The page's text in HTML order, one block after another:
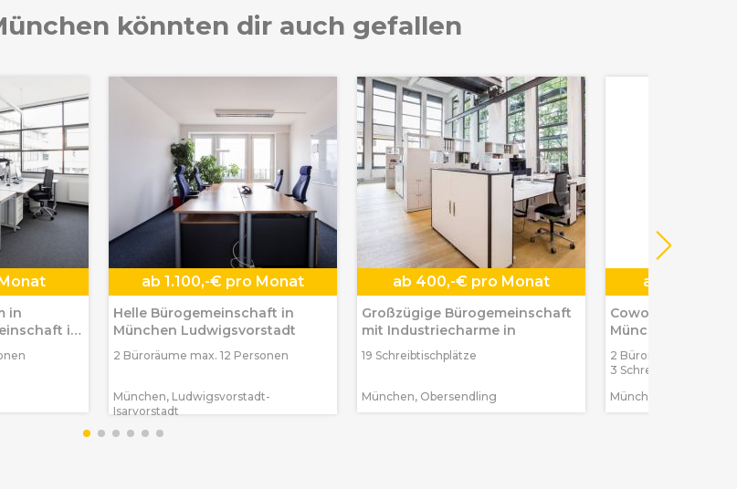
könnten dir auch gefallen
in
in
ab 1.100,-€ pro Monat
Helle Bürogemeinschaft in
München Ludwigsvorstadt
2 Büroräume max. 12 Personen
München, Ludwigsvorstadt-
Isarvorstadt
ab 400,-€ pro Monat
Großzügige Bürogemeinschaft
mit Industriecharme in
19 Schreibtischplätze
München, Obersendling
ab
Coworking Space
München-
2 Büroräume max. 19
3 Schreibtischplätze
München,